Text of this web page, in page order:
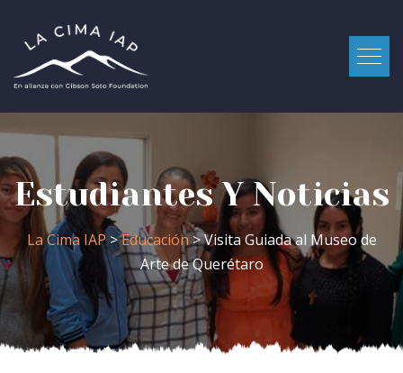
Estudiantes Y Noticias
La Cima IAP>Educación> Visita Guiada al Museo de
Arte de Querétaro